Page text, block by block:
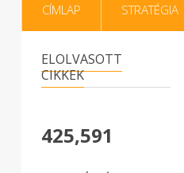
CÍMLAP STRATÉGIA
ELOLVASOTT
CIKKEK
425,591